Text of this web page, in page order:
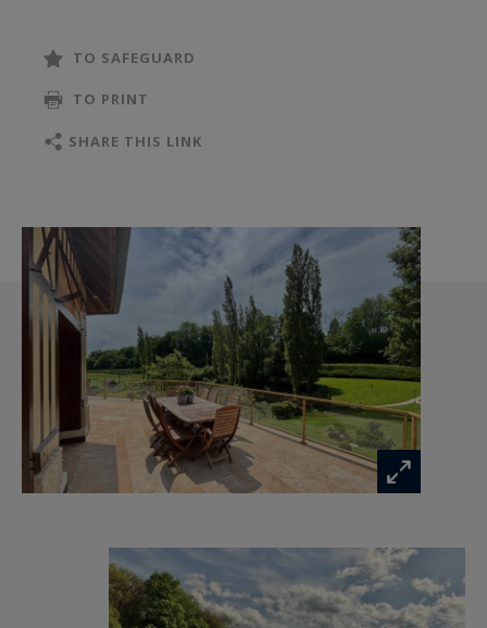
boxes à chevaux… L’ensemble agrémenté par la
couverture rétractable.
L’accès à la propriété se fait en voiture par une
élégante allée bordée de part et d’autre par de
nombreux sujets de peupliers, ladite allée
conduisant à une vaste zone de stationnement
extérieure par devant la maison. À noter
également la présence d’un accès piéton par
portillon et la présence d’un garage sous la
maison.
formant en l’état plus de 10 pièces principales
d’environ 390 m² au sol, agencée comme suit ;
TO SAFEGUARD
TO PRINT
SHARE THIS LINK